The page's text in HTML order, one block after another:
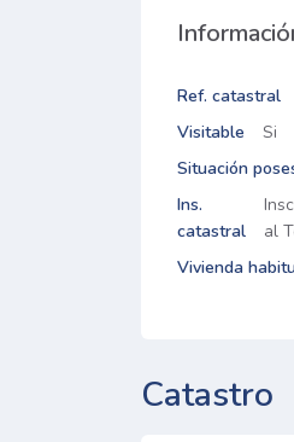
Ref. catastral
Visitable
Si
Situación
Ins.
catastral
al
Vivienda
Catastro